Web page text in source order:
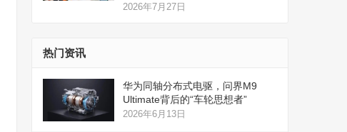
2026年7月27日
热门资讯
华为同轴分布式电驱，问界M9
Ultimate背后的“车轮思想者”
2026年6月13日